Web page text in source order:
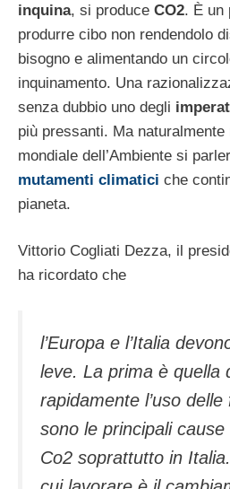
inquina, si produce CO2. È un
produrre cibo non rendendolo
bisogno e alimentando un
inquinamento. Una
senza dubbio uno degli
più pressanti. Ma naturalmente
mondiale dell’Ambiente si
mutamenti climatici che
pianeta.
Vittorio Cogliati Dezza, il
ha ricordato che
l’Europa e l’Italia
leve. La prima è quella
rapidamente l’uso
sono le principali
Co2 soprattutto in